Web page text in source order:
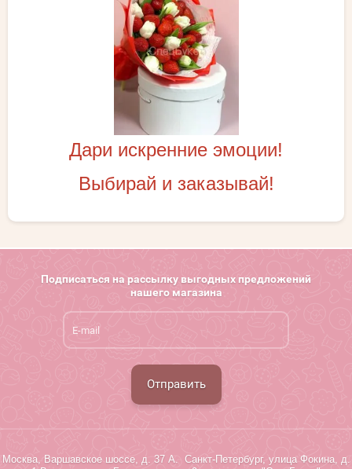
Дари искренние эмоции!
Выбирай и заказывай!
Подписаться на рассылку выгодных предложений
нашего магазина
Отправить
Москва, Варшавское шоссе, д. 37 А. Санкт-Петербург, улица Фокина, д.